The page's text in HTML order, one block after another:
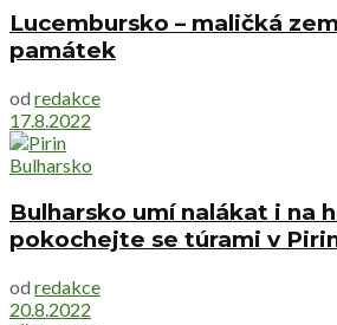
Lucembursko – maličká
památek
od redakce
17.8.2022
Bulharsko
Bulharsko umí nalákat i na
pokochejte se túrami v
od redakce
20.8.2022